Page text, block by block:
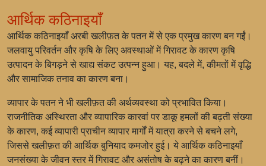
आर्थिक कठिनाइयाँ
आर्थिक कठिनाइयाँ अरबी खलीफ़त के पतन में से एक प्रमुख कारण बन गईं।
जलवायु परिवर्तन और कृषि के लिए अवस्थाओं में गिरावट के कारण कृषि
उत्पादन के बिगड़ने से खाद्य संकट उत्पन्न हुआ। यह, बदले में, कीमतों में वृद्धि
और सामाजिक तनाव का कारण बना।
व्यापार के पतन ने भी खलीफ़त की अर्थव्यवस्था को प्रभावित किया।
राजनीतिक अस्थिरता और व्यापारिक कारवां पर डाकू हमलों की बढ़ती संख्या
के कारण, कई व्यापारी प्राचीन व्यापार मार्गों में यात्रा करने से बचने लगे,
जिससे खलीफ़त की आर्थिक बुनियाद कमजोर हुई। ये आर्थिक कठिनाइयाँ
जनसंख्या के जीवन स्तर में गिरावट और असंतोष के बढ़ने का कारण बनीं।